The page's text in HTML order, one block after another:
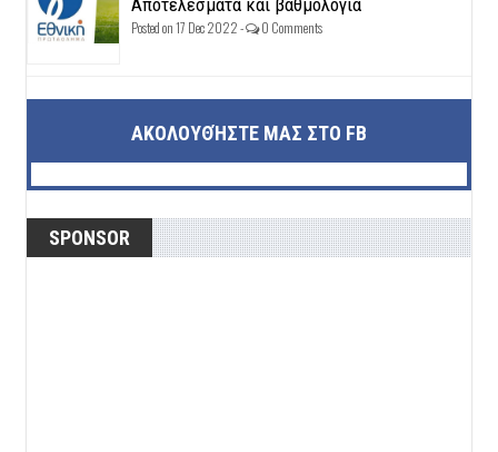
Αποτελέσματα και βαθμολογία
Posted on 17 Dec 2022 - 0 Comments
ΑΚΟΛΟΥΘΉΣΤΕ ΜΑΣ ΣΤΟ FB
SPONSOR